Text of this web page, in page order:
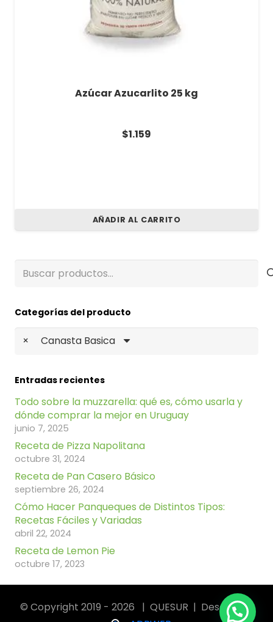
Azúcar Azucarlito 25 kg
$1.159
AÑADIR AL CARRITO
Buscar
Categorías del producto
× Canasta Basica
Entradas recientes
Todo sobre la muzzarella: qué es, cómo usarla y
dónde comprar la mejor en Uruguay
junio 7, 2025
Receta de Pizza Napolitana
octubre 31, 2024
Receta de Pan Casero Básico
septiembre 26, 2024
Cómo Hacer Panqueques de Distintos Tipos:
Recetas Fáciles y Variadas
abril 22, 2024
Receta de Lemon Pie
octubre 17, 2023
© Copyright 2019 - 2026 | QUESUR | Desarrollo: